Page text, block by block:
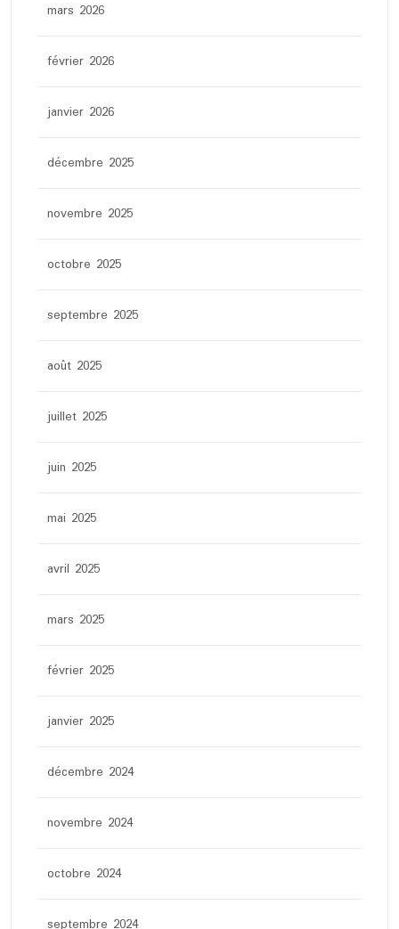
mars 2026
février 2026
janvier 2026
décembre 2025
novembre 2025
octobre 2025
septembre 2025
août 2025
juillet 2025
juin 2025
mai 2025
avril 2025
mars 2025
février 2025
janvier 2025
décembre 2024
novembre 2024
octobre 2024
septembre 2024